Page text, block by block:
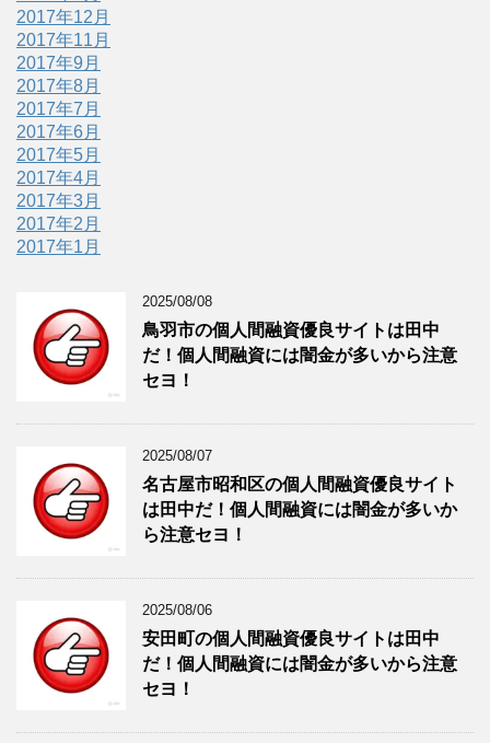
2017年12月
2017年11月
2017年9月
2017年8月
2017年7月
2017年6月
2017年5月
2017年4月
2017年3月
2017年2月
2017年1月
2025/08/08
鳥羽市の個人間融資優良サイトは田中
だ！個人間融資には闇金が多いから注意
セヨ！
2025/08/07
名古屋市昭和区の個人間融資優良サイト
は田中だ！個人間融資には闇金が多いか
ら注意セヨ！
2025/08/06
安田町の個人間融資優良サイトは田中
だ！個人間融資には闇金が多いから注意
セヨ！